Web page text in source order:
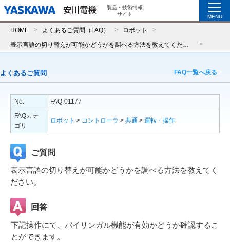
製品・技術情報
サイト
MENU
HOME よくあるご質問（FAQ） ロボット
よくあるご質問 FAQ一覧へ戻る
No.
FAQ-01177
FAQカテ
ゴリ
ロボット > コントローラ > 共通 > 運転・操作
ご質問
表示言語の切り替えが可能かどうかを調べる方法を教えてく
ださい。
回答
下記操作にて、バイリンガル機能が有効かどうか確認するこ
とができます。